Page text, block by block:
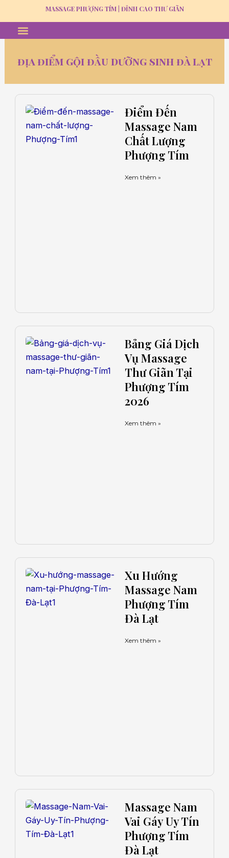
to
content
MASSAGE PHƯỢNG TÍM | ĐỈNH CAO THƯ GIÃN
Menu
địa điểm gội đầu dưỡng sinh đà lạt
Điểm Đến
Massage Nam
Chất Lượng
Phượng Tím
Xem thêm »
Bảng Giá Dịch
Vụ Massage
Thư Giãn Tại
Phượng Tím
2026
Xem thêm »
Xu Hướng
Massage Nam
Phượng Tím
Đà Lạt
Xem thêm »
Massage Nam
Vai Gáy Uy Tín
Phượng Tím
Đà Lạt